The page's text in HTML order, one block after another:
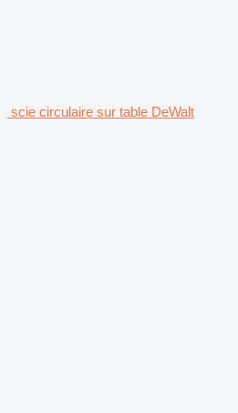
scie circulaire sur table DeWalt